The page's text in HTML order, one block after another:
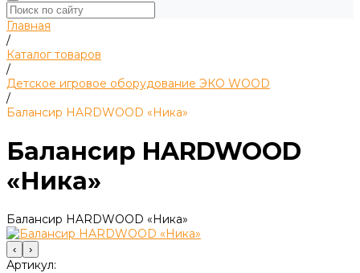
Главная
/
Каталог товаров
/
Детское игровое оборудование ЭКО WOOD
/
Балансир HARDWOOD «Ника»
Балансир HARDWOOD
«Ника»
Балансир HARDWOOD «Ника»
‹ ›
Артикул: